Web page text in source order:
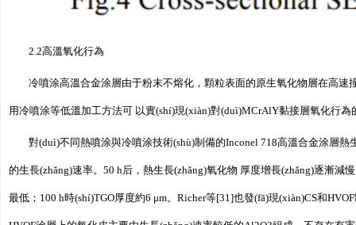
2.2高溫氧化行為
冷噴涂高溫合金涂層由于粉末不熔化，顆粒表面的原生氧化物層在高
用冷噴涂等低溫加工方法可 以實(shí)現(xiàn)對(duì)MCrAlY黏接層氧化行為
對(duì)不同熱噴涂與冷噴涂技術(shù)制備的Inconel 718高溫合金涂層
的生長(zhǎng)速率。50 h后，熱生長(zhǎng)氧化物 厚度增長(zhǎng)逐漸
最低；100 h時(shí)TGO厚度約6 μm。Richer等[31]也發(fā)現(xiàn)CS和